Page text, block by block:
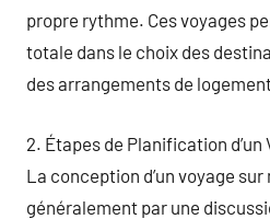
propre rythme. Ces voyages
totale dans le choix des
des arrangements de
2. Étapes de Planification d’un
La conception d’un voyage
généralement par une